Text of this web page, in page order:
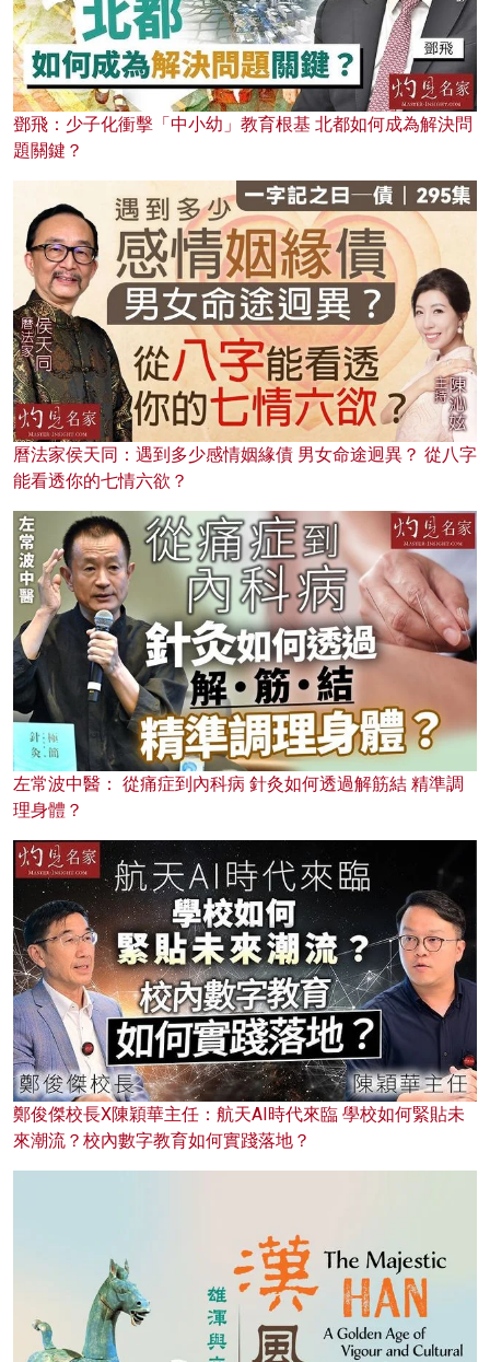
鄧飛：少子化衝擊「中小幼」教育根基 北都如何成為解決問
題關鍵？
曆法家侯天同：遇到多少感情姻緣債 男女命途迥異？ 從八字
能看透你的七情六欲？
左常波中醫： 從痛症到內科病 針灸如何透過解筋結 精準調
理身體？
鄭俊傑校長X陳穎華主任：航天AI時代來臨 學校如何緊貼未
來潮流？校內數字教育如何實踐落地？